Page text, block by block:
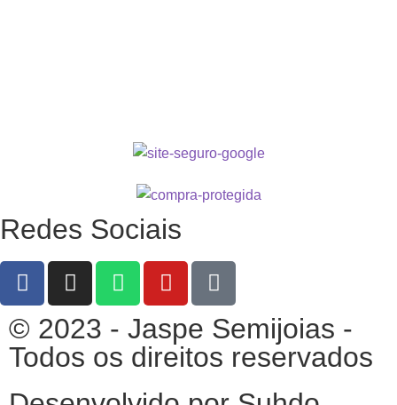
Redes Sociais
© 2023 - Jaspe Semijoias -
Todos os direitos reservados